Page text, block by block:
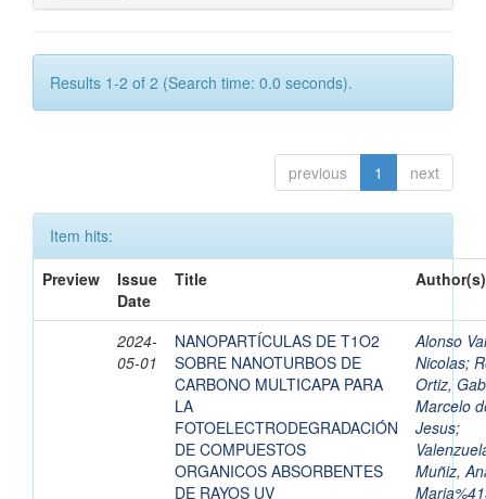
Results 1-2 of 2 (Search time: 0.0 seconds).
previous 1 next
Item hits:
Preview
Issue
Date
Title Author(s)
2024-
05-01
NANOPARTÍCULAS DE T1O2
SOBRE NANOTURBOS DE
CARBONO MULTICAPA PARA
LA
FOTOELECTRODEGRADACIÓN
DE COMPUESTOS
ORGANICOS ABSORBENTES
DE RAYOS UV
Alonso
Nicolas;
Ortiz,
Marcelo
Jesus;
Muñiz,